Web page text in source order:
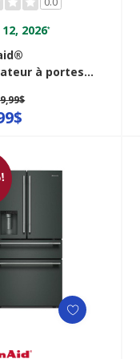
2026*
à portes
avec
intérieur - 24